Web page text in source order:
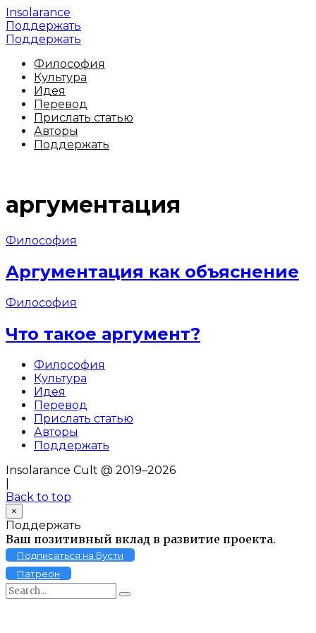
Insolarance
Поддержать
Поддержать
Философия
Культура
Идея
Перевод
Прислать статью
Авторы
Поддержать
аргументация
Философия
Аргументация как объяснение
Философия
Что такое аргумент?
Философия
Культура
Идея
Перевод
Прислать статью
Авторы
Поддержать
Insolarance Cult @ 2019–2026
Back to top
×
Поддержать
Ваш позитивный вклад в развитие проекта.
Подписаться на Бусти
Патреон